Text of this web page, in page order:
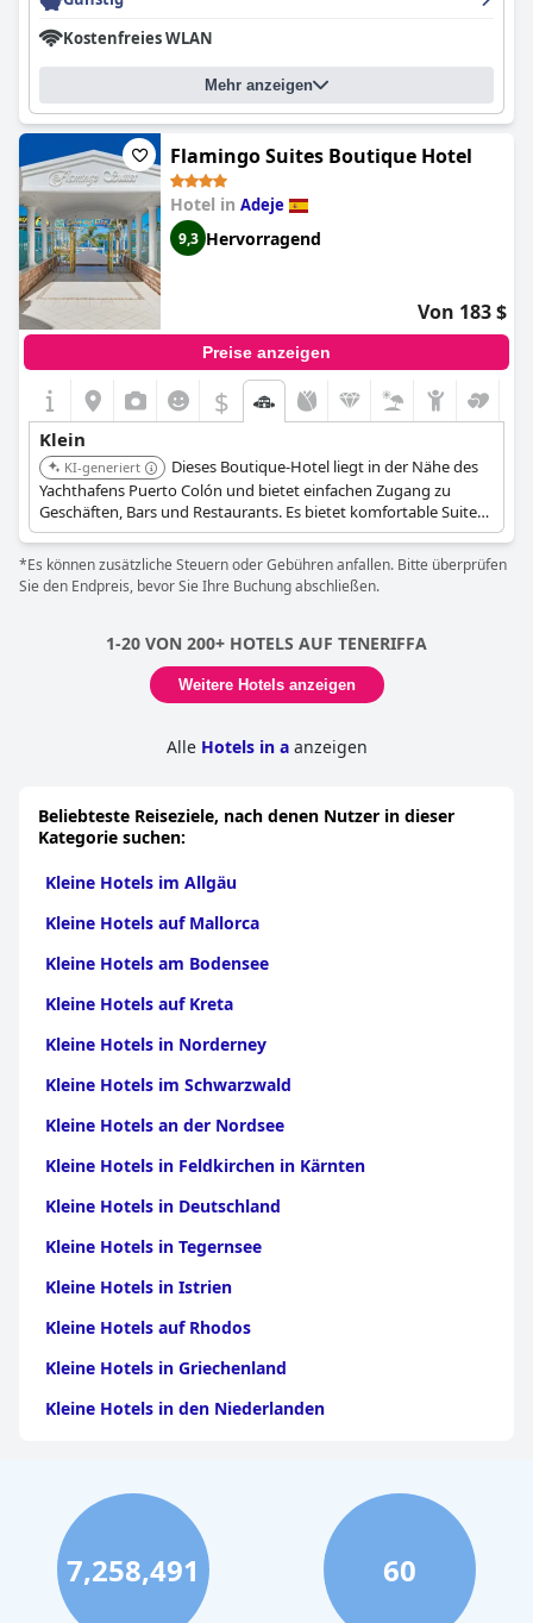
Kostenfreies WLAN
Mehr anzeigen
Flamingo Suites Boutique Hotel
Hotel in Adeje
9,3 Hervorragend
Von 183 $
Preise anzeigen
$
Klein
KI-generiert
Dieses Boutique-Hotel liegt in der Nähe des
Yachthafens Puerto Colón und bietet einfachen Zugang zu
Geschäften, Bars und Restaurants. Es bietet komfortable Suiten
und ist bekannt für sein freundliches und zuvorkommendes
Personal.
*Es können zusätzliche Steuern oder Gebühren anfallen. Bitte überprüfen
Sie den Endpreis, bevor Sie Ihre Buchung abschließen.
1-20 VON 200+ HOTELS AUF TENERIFFA
Weitere Hotels anzeigen
Alle Hotels in aanzeigen
Beliebteste Reiseziele, nach denen Nutzer in dieser
Kategorie suchen:
Kleine Hotels im Allgäu
Kleine Hotels auf Mallorca
Kleine Hotels am Bodensee
Kleine Hotels auf Kreta
Kleine Hotels in Norderney
Kleine Hotels im Schwarzwald
Kleine Hotels an der Nordsee
Kleine Hotels in Feldkirchen in Kärnten
Kleine Hotels in Deutschland
Kleine Hotels in Tegernsee
Kleine Hotels in Istrien
Kleine Hotels auf Rhodos
Kleine Hotels in Griechenland
Kleine Hotels in den Niederlanden
Kleine Hotels in der Türkei
Kleine Hotels in Bayern
Kleine Hotels in Borkum
Kleine Hotels in Wiek auf Rügen
7,258,491 60